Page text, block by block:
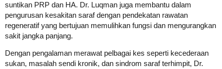
suntikan PRP dan HA. Dr. Luqman juga membantu dalam
pengurusan kesakitan saraf dengan pendekatan rawatan
regeneratif yang bertujuan memulihkan fungsi dan mengurangkan
sakit jangka panjang.
Dengan pengalaman merawat pelbagai kes seperti kecederaan
sukan, masalah sendi kronik, dan sindrom saraf terhimpit, Dr.